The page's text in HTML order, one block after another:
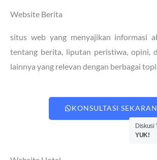
Website Berita
situs web yang menyajikan informasi
tentang berita, liputan peristiwa, opini,
lainnya yang relevan dengan berbagai
KONSULTASI
Diskusi
YUK!